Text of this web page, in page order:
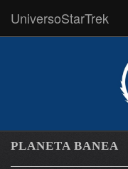
UniversoStarTrek
PLANETA BANEA